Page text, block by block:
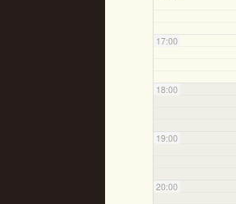
17:00
18:00
19:00
20:00